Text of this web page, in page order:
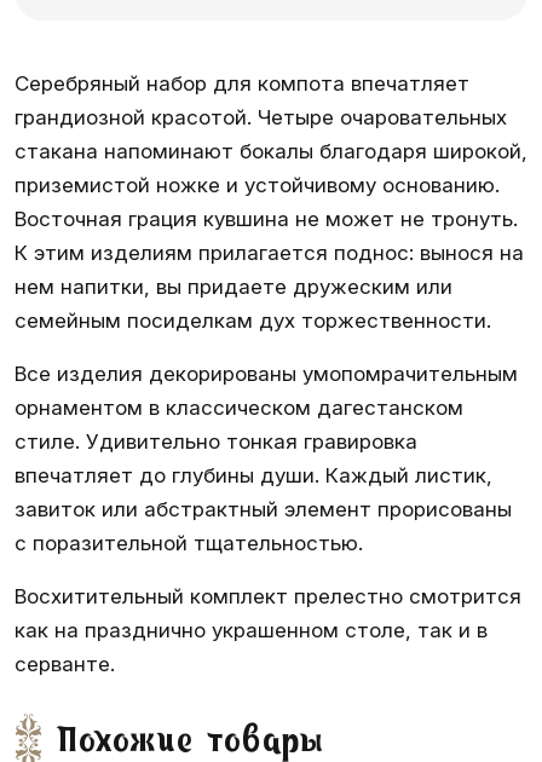
Серебряный набор для компота впечатляет
грандиозной красотой. Четыре очаровательных
стакана напоминают бокалы благодаря широкой,
приземистой ножке и устойчивому основанию.
Восточная грация кувшина не может не тронуть.
К этим изделиям прилагается поднос: вынося на
нем напитки, вы придаете дружеским или
семейным посиделкам дух торжественности.
Все изделия декорированы умопомрачительным
орнаментом в классическом дагестанском
стиле. Удивительно тонкая гравировка
впечатляет до глубины души. Каждый листик,
завиток или абстрактный элемент прорисованы
с поразительной тщательностью.
Восхитительный комплект прелестно смотрится
как на празднично украшенном столе, так и в
серванте.
Похожие товары